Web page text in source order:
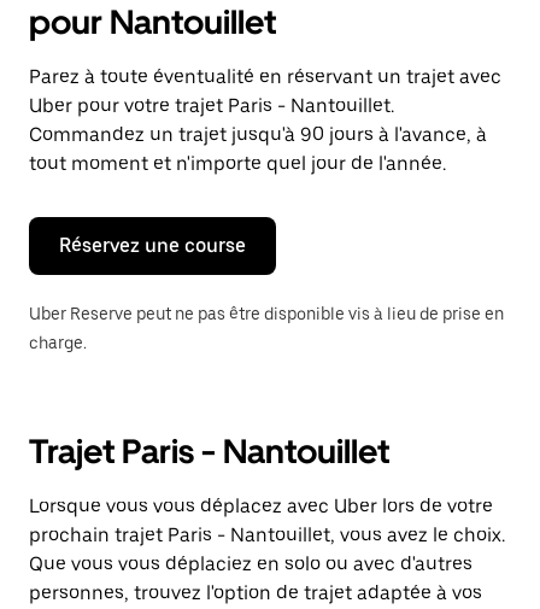
calendrier
et
sélectionner
une
date.
Appuyez
sur
la
Échap
pour
fermer
calendrier.
pour Nantouillet
Parez à toute éventualité en réservant un trajet avec
Uber pour votre trajet Paris - Nantouillet.
Commandez un trajet jusqu'à 90 jours à l'avance, à
tout moment et n'importe quel jour de l'année.
Réservez une course
Uber Reserve peut ne pas être disponible vis à lieu de prise en
charge.
Trajet Paris - Nantouillet
Lorsque vous vous déplacez avec Uber lors de votre
prochain trajet Paris - Nantouillet, vous avez le choix.
Que vous vous déplaciez en solo ou avec d'autres
personnes, trouvez l'option de trajet adaptée à vos